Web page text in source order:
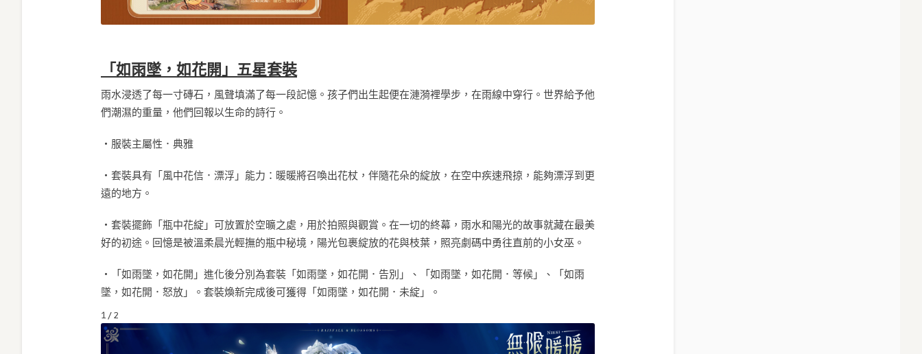
「如雨墜，如花開」五星套裝
雨水浸透了每一寸磚石，風聲填滿了每一段記憶。孩子們出生起便在漣漪裡學步，在雨線中穿行。世界給予他
們潮濕的重量，他們回報以生命的詩行。
・服裝主屬性．典雅
・套裝具有「風中花信．漂浮」能力：暖暖將召喚出花杖，伴隨花朵的綻放，在空中疾速飛掠，能夠漂浮到更
遠的地方。
・套裝擺飾「瓶中花綻」可放置於空曠之處，用於拍照與觀賞。在一切的終幕，雨水和陽光的故事就藏在最美
好的初途。回憶是被溫柔晨光輕撫的瓶中秘境，陽光包裹綻放的花與枝葉，照亮劇碼中勇往直前的小女巫。
・「如雨墜，如花開」進化後分別為套裝「如雨墜，如花開．告別」、「如雨墜，如花開．等候」、「如雨
墜，如花開．怒放」。套裝煥新完成後可獲得「如雨墜，如花開．未綻」。
1 / 2